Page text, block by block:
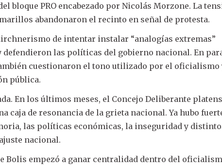
bloque PRO encabezado por Nicolás Morzone. La
abandonaron el recinto en señal de protesta.
de intentar instalar “analogías extremas”
defendieron las políticas del gobierno nacional. En
cuestionaron el tono utilizado por el oficialismo
pública.
En los últimos meses, el Concejo Deliberante
caja de resonancia de la grieta nacional. Ya hubo
las políticas económicas, la inseguridad y
nacional.
Bolis empezó a ganar centralidad dentro del